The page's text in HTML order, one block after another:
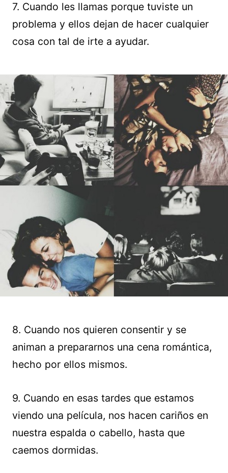
7. Cuando les llamas porque tuviste un
problema y ellos dejan de hacer cualquier
cosa con tal de irte a ayudar.
8. Cuando nos quieren consentir y se
animan a prepararnos una cena romántica,
hecho por ellos mismos.
9. Cuando en esas tardes que estamos
viendo una película, nos hacen cariños en
nuestra espalda o cabello, hasta que
caemos dormidas.